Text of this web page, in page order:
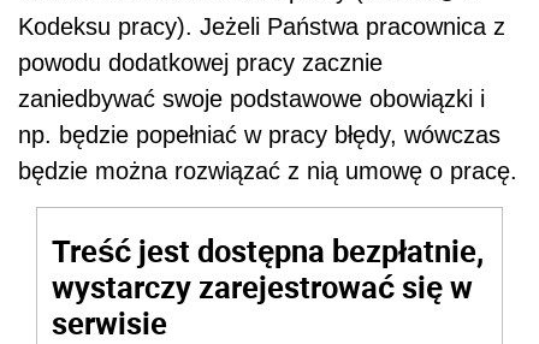
Kodeksu pracy). Jeżeli Państwa pracownica z
powodu dodatkowej pracy zacznie
zaniedbywać swoje podstawowe obowiązki i
np. będzie popełniać w pracy błędy, wówczas
będzie można rozwiązać z nią umowę o pracę.
Treść jest dostępna bezpłatnie,
wystarczy zarejestrować się w
serwisie